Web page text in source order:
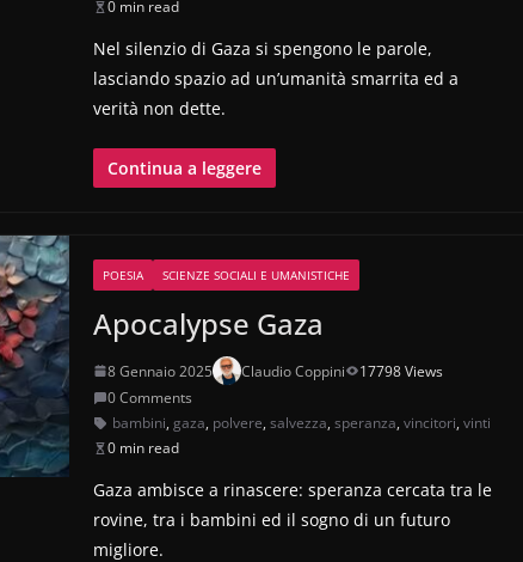
0 min read
Nel silenzio di Gaza si spengono le parole,
lasciando spazio ad un’umanità smarrita ed a
verità non dette.
Continua a leggere
POESIA SCIENZE SOCIALI E UMANISTICHE
Apocalypse Gaza
8 Gennaio 2025 Claudio Coppini
17798 Views
0 Comments
bambini, gaza, polvere, salvezza, speranza, vincitori, vinti
0 min read
Gaza ambisce a rinascere: speranza cercata tra le
rovine, tra i bambini ed il sogno di un futuro
migliore.